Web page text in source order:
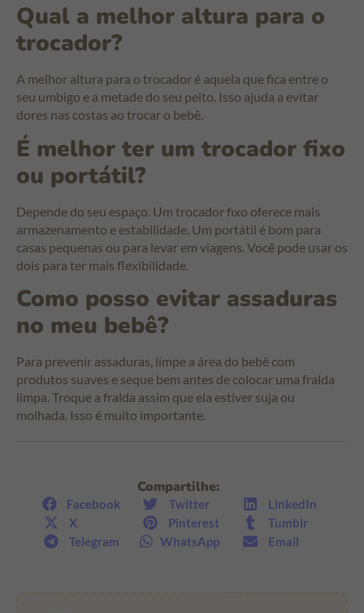
Qual a melhor altura para o
trocador?
A melhor altura para o trocador é aquela que fica entre o
seu umbigo e a metade do seu peito. Isso ajuda a evitar
dores nas costas ao trocar o bebê.
É melhor ter um trocador fixo
ou portátil?
Depende do seu espaço. Um trocador fixo oferece mais
armazenamento e estabilidade. Um portátil é bom para
casas pequenas ou para levar em viagens. Você pode usar os
dois para ter mais flexibilidade.
Como posso evitar assaduras
no meu bebê?
Para prevenir assaduras, limpe a área do bebê com
produtos suaves e seque bem antes de colocar uma fralda
limpa. Troque a fralda assim que ela estiver suja ou
molhada. Isso é muito importante.
Compartilhe:
Facebook Twitter
LinkedIn
X
Pinterest
Tumblr
Telegram
WhatsApp Email